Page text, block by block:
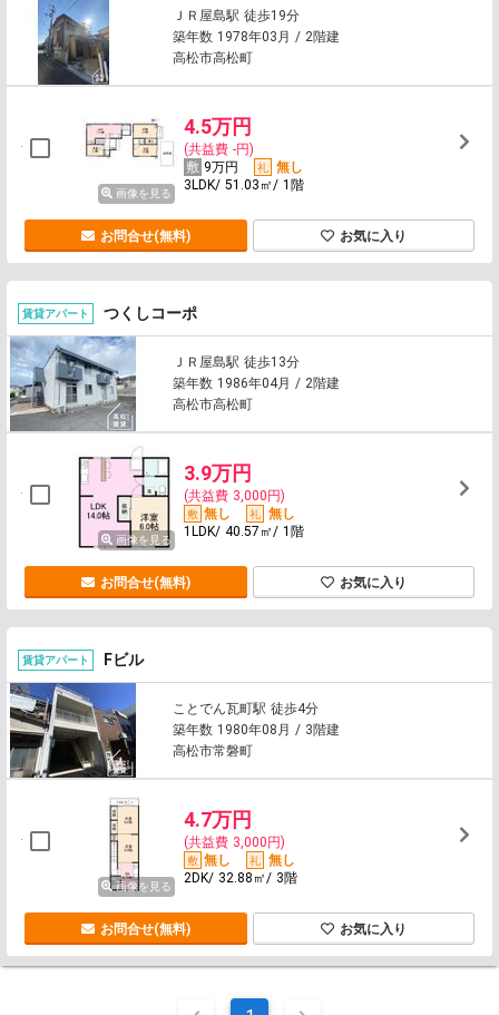
ＪＲ屋島駅 徒歩19分
築年数 1978年03月 / 2階建
高松市高松町
画像を見る
4.5万円
(共益費 -円)
9万円
無し
3LDK/ 51.03㎡/ 1階
お問合せ(無料) お気に入り
賃貸アパート つくしコーポ
ＪＲ屋島駅 徒歩13分
築年数 1986年04月 / 2階建
高松市高松町
画像を見る
3.9万円
(共益費 3,000円)
無し
無し
1LDK/ 40.57㎡/ 1階
お問合せ(無料) お気に入り
賃貸アパート Fビル
ことでん瓦町駅 徒歩4分
築年数 1980年08月 / 3階建
高松市常磐町
画像を見る
4.7万円
(共益費 3,000円)
無し
無し
2DK/ 32.88㎡/ 3階
お問合せ(無料) お気に入り